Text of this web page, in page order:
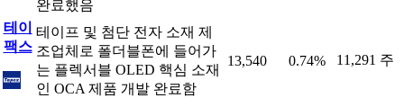
완료했음
테이
팩스
테이프 및 첨단 전자 소재 제
조업체로 폴더블폰에 들어가
는 플렉서블 OLED 핵심 소재
인 OCA 제품 개발 완료함
13,540 0.74% 11,291 주